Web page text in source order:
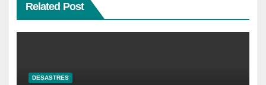
Related Post
DESASTRES